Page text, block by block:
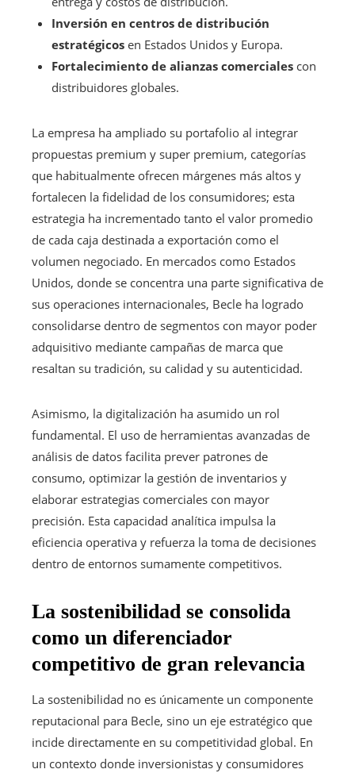
Inversión en centros de distribución
estratégicos en Estados Unidos y Europa.
Fortalecimiento de alianzas comerciales con
distribuidores globales.
La empresa ha ampliado su portafolio al integrar
propuestas premium y super premium, categorías
que habitualmente ofrecen márgenes más altos y
fortalecen la fidelidad de los consumidores; esta
estrategia ha incrementado tanto el valor promedio
de cada caja destinada a exportación como el
volumen negociado. En mercados como Estados
Unidos, donde se concentra una parte significativa de
sus operaciones internacionales, Becle ha logrado
consolidarse dentro de segmentos con mayor poder
adquisitivo mediante campañas de marca que
resaltan su tradición, su calidad y su autenticidad.
Asimismo, la digitalización ha asumido un rol
fundamental. El uso de herramientas avanzadas de
análisis de datos facilita prever patrones de
consumo, optimizar la gestión de inventarios y
elaborar estrategias comerciales con mayor
precisión. Esta capacidad analítica impulsa la
eficiencia operativa y refuerza la toma de decisiones
dentro de entornos sumamente competitivos.
La sostenibilidad se consolida
como un diferenciador
competitivo de gran relevancia
La sostenibilidad no es únicamente un componente
reputacional para Becle, sino un eje estratégico que
incide directamente en su competitividad global. En
un contexto donde inversionistas y consumidores